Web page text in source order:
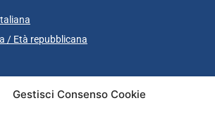
Gestisci Consenso Cookie
/ Età repubblicana